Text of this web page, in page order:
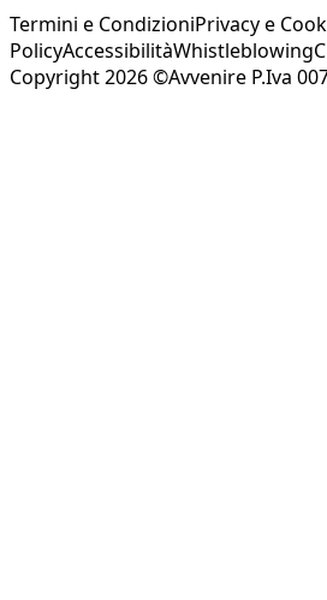
Termini e CondizioniPrivacy e
PolicyAccessibilitàWhistleblowing
Copyright 2026 ©Avvenire P.Iva